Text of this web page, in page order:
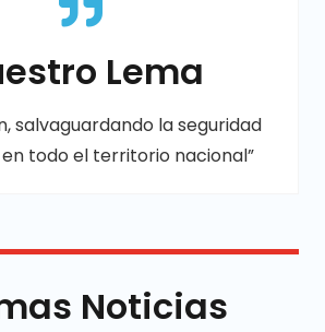
Lema
salvaguardando la seguridad
todo el territorio nacional”
Noticias